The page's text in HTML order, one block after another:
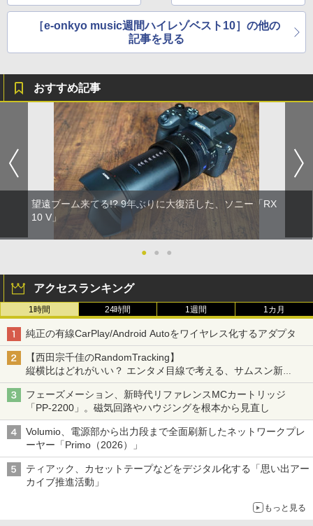
日)
［e-onkyo music週間ハイレゾベスト10］の他の
記事を見る
おすすめ記事
望遠ブーム来てる!? 9年ぶりに大復活した、ソニー「RX
10 V」
● ● ●
アクセスランキング
1時間 24時間 1週間 1カ月
純正の有線CarPlay/Android Autoをワイヤレス化するアダプタ
【西田宗千佳のRandomTracking】
縦横比はどれがいい？ エンタメ目線で考える、サムスン新
「Galaxy Z Fold」
フェーズメーション、新時代リファレンスMCカートリッジ
「PP-2200」。磁気回路やハウジングを根本から見直し
Volumio、電源部から出力段まで全面刷新したネットワークプレ
ーヤー「Primo（2026）」
ティアック、カセットテープなどをデジタル化する「思い出アー
カイブ推進活動」
もっと見る